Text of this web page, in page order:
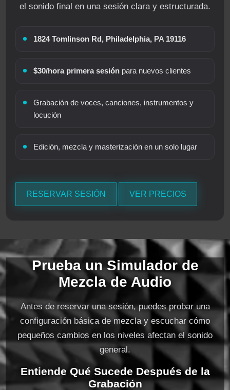
el sonido final en una sesión clara y estructurada.
1824 Tomlinson Rd, Philadelphia, PA 19116
$30/hora primera sesión para nuevos clientes
Grabación de voces, canciones, instrumentos y
locución
Edición, mezcla y masterización en un solo lugar
RESERVAR SESIÓN VER PRECIOS
Prueba un Simulador de
Mezcla de Audio
Antes de reservar una sesión, puedes probar una
configuración básica de mezcla y escuchar cómo
pequeños cambios en los niveles afectan el sonido
general.
Entiende Qué Sucede Después de la
Grabación